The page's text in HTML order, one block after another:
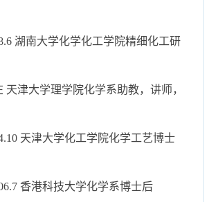
湖南大学化学化工学院精细化工研
天津大学理学院化学系助教，讲师，
天津大学化工学院化学工艺博士
香港科技大学化学系博士后